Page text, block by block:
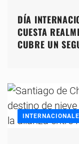
DÍA
CUESTA
CUBRE UN